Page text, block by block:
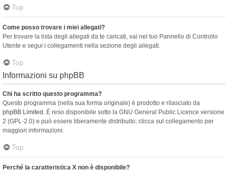
Top
Come posso trovare i miei allegati?
Per trovare la lista degli allegati da te caricati, vai nel tuo Pannello di Controllo
Utente e segui i collegamenti nella sezione degli allegati.
Top
Informazioni su phpBB
Chi ha scritto questo programma?
Questo programma (nella sua forma originale) è prodotto e rilasciato da
phpBB Limited . È reso disponibile sotto la GNU General Public Licence versione
2 (GPL-2.0) e può essere liberamente distribuito; clicca sul collegamento per
maggiori informazioni.
Top
Perché la caratteristica X non è disponibile?